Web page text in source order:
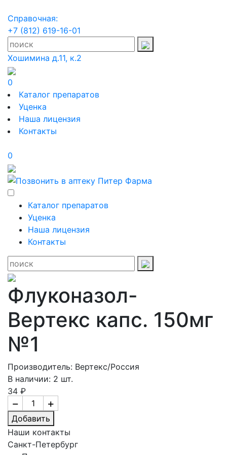
Справочная:
+7 (812) 619-16-01
Хошимина д.11, к.2
0
Каталог препаратов
Уценка
Наша лицензия
Контакты
0
Каталог препаратов
Уценка
Наша лицензия
Контакты
Флуконазол-
Вертекс капс. 150мг
№1
Производитель: Вертекс/Россия
В наличии: 2 шт.
34 ₽
+
−
Добавить
Наши контакты
Санкт-Петербург